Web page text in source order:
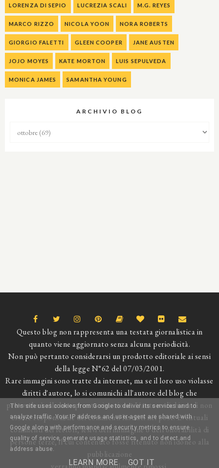
LORENZA DI SEPIO LUCREZIA SCALI M.G. REYES
MARCO RIZZO NICOLA YOON NORA ROBERTS
GIORGIO FALETTI GLEEN COOPER JANE AUSTEN
JOJO MOYES KATE MORTON LUIS SEPULVEDA
MONICA JAMES SAMANTHA YOUNG
ARCHIVIO BLOG
Questo blog non rappresenta una testata giornalistica in
quanto viene aggiornato senza alcuna periodicità.
Non può pertanto considerarsi un prodotto editoriale ai sensi
della legge N°62 del 07/03/2001.
Rare immagini sono tratte da internet, ma se il loro uso violasse
diritti d'autore, lo si comunichi all'autore del blog che
provvederà alla loro pronta rimozione. L'autore dichiara di non
essere responsabile dei commenti lasciati nei post. Eventuali
commenti dei lettori, lesivi dell'immagine o dell'onorabilità di
persone terze, il cui contenuto fosse ritenuto non idoneo alla
pubblicazione
This site uses cookies from Google to deliver its services and to
analyze traffic. Your IP address and user-agent are shared with
Google along with performance and security metrics to ensure
quality of service, generate usage statistics, and to detect and
address abuse.
LEARN MORE GOT IT